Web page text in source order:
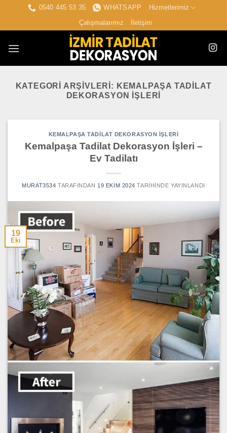
0540 445 53 35 WHATSAPP
Hizmetlerimiz
Çalışmalarımız
İletişim
KATEGORI ARŞIVLERI: KEMALPAŞA TADILAT
DEKORASYON İŞLERI
KEMALPAŞA TADILAT DEKORASYON İŞLERI
Kemalpaşa Tadilat Dekorasyon İşleri –
Ev Tadilatı
MURAT3534 TARAFINDAN 19 EKIM 2024 TARIHINDE YAYINLANDI
19
Eki